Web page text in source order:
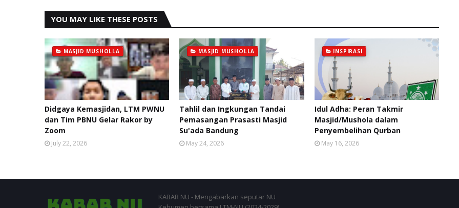
YOU MAY LIKE THESE POSTS
MASJID MUSHOLLA
Didgaya Kemasjidan, LTM PWNU
dan Tim PBNU Gelar Rakor by
Zoom
July 22, 2026
MASJID MUSHOLLA
Tahlil dan Ingkungan Tandai
Pemasangan Prasasti Masjid
Su'ada Bandung
May 24, 2026
INSPIRASI
Idul Adha: Peran Takmir
Masjid/Mushola dalam
Penyembelihan Qurban
May 16, 2026
KABAR NU - Mengabarkan seputar NU